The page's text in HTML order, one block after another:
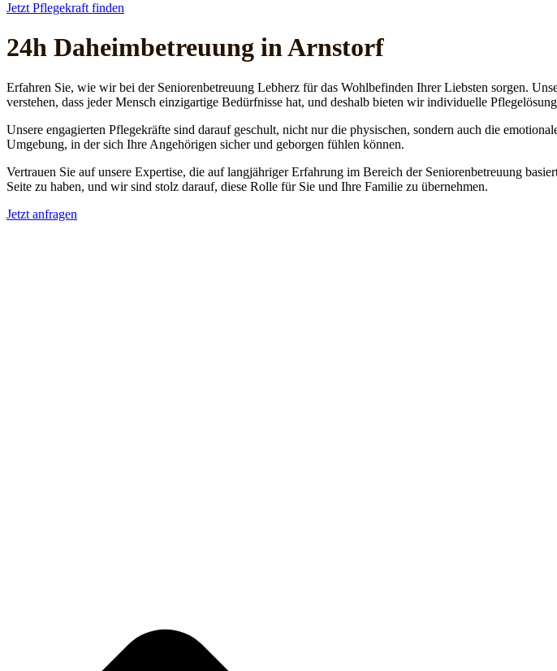
Jetzt Pflegekraft finden
24h Daheim­betreuung in Arnstorf
Erfahren Sie, wie wir bei der Seniorenbetreuung Lebherz für das Wohlbefinden Ihrer Liebsten sorgen.
verstehen, dass jeder Mensch einzigartige Bedürfnisse hat, und deshalb bieten wir individuelle
Unsere engagierten Pflegekräfte sind darauf geschult, nicht nur die physischen, sondern auch die
Umgebung, in der sich Ihre Angehörigen sicher und geborgen fühlen können.
Vertrauen Sie auf unsere Expertise, die auf langjähriger Erfahrung im Bereich der Seniorenbetreuung
Seite zu haben, und wir sind stolz darauf, diese Rolle für Sie und Ihre Familie zu übernehmen.
Jetzt anfragen